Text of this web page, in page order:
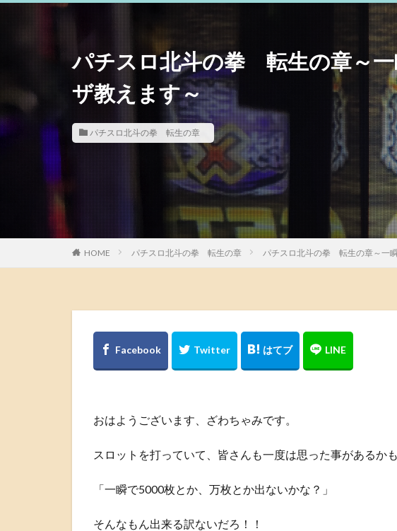
パチスロ北斗の拳 転生の章～
ザ教えます～
パチスロ北斗の拳 転生の章
HOME パチスロ北斗の拳 転生の章 パチスロ北斗の拳 転生の章～一
おはようございます、ざわちゃみです。
スロットを打っていて、皆さんも一度は思った事があるかも
「一瞬で5000枚とか、万枚とか出ないかな？」
そんなもん出来る訳ないだろ！！